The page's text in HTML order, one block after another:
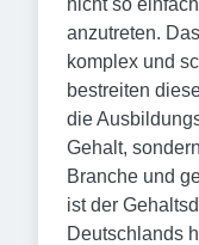
nicht so
anzutreten.
komplex und
bestreiten
die
Gehalt,
Branche und
ist der
Deutschlands